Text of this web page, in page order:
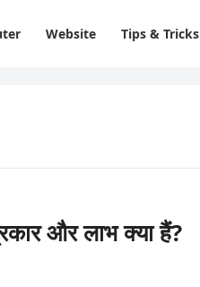
Website Tips & Tricks
और लाभ क्या हैं?